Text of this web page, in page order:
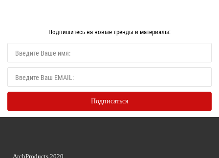
Подпишитесь на новые тренды и материалы:
ArchProducts 2020